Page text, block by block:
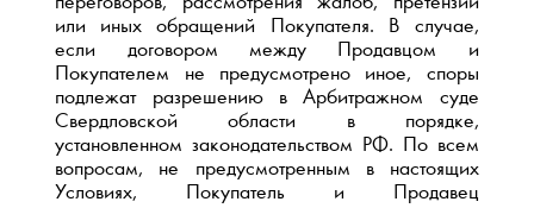
или иных обращений Покупателя. В случае,
если договором между Продавцом и
Покупателем не предусмотрено иное, споры
подлежат разрешению в Арбитражном суде
Свердловской области в порядке,
установленном законодательством РФ. По всем
вопросам, не предусмотренным в настоящих
Условиях, Покупатель и Продавец